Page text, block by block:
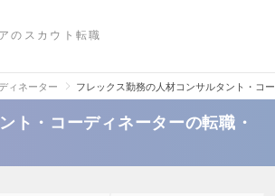
のスカウト転職
ィネーター フレックス勤務の人材コンサルタント・コ
ト・コーディネーターの転職・